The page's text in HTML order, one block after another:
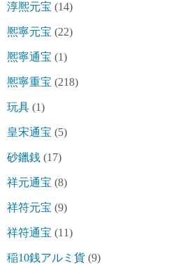
淳熈元宝 (14)
熈寧元宝 (22)
熈寧通宝 (1)
熈寧重宝 (218)
玩具 (1)
皇宋通宝 (5)
砂鑞銭 (17)
祥元通宝 (8)
祥符元宝 (9)
祥符通宝 (11)
稲10銭アルミ貨 (9)